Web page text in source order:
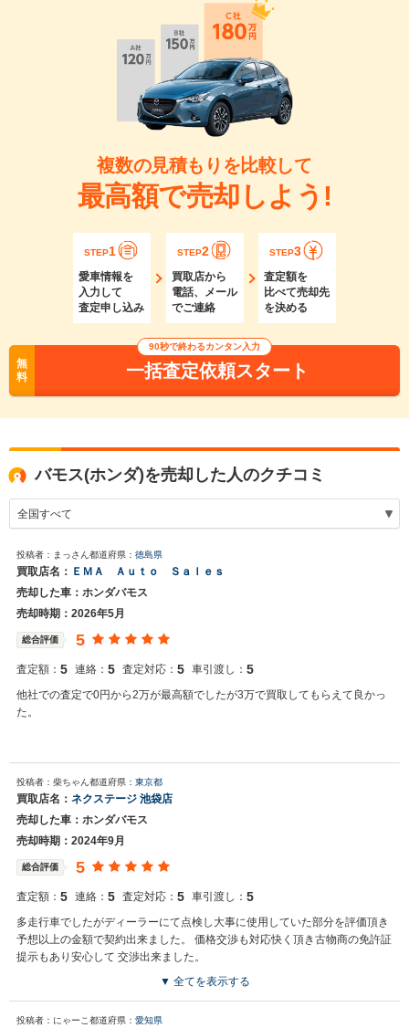
複数の見積もりを比較して
最高額で売却しよう!
STEP1
愛車情報を
入力して
査定申し込み
STEP2
買取店から
電話、メール
でご連絡
STEP3
査定額を
比べて売却先
を決める
無
料
90秒で終わるカンタン入力
一括査定依頼スタート
バモス(ホンダ)を売却した人のクチコミ
投稿者：まっさん都道府県： 徳島県
買取店名： ＥＭＡ Ａｕｔｏ Ｓａｌｅｓ
売却した車：ホンダバモス
売却時期：2026年5月
総合評価 5
査定額： 5 連絡： 5 査定対応： 5 車引渡し： 5
他社での査定で0円から2万が最高額でしたが3万で買取してもらえて良かっ
た。
投稿者：柴ちゃん都道府県： 東京都
買取店名： ネクステージ 池袋店
売却した車：ホンダバモス
売却時期：2024年9月
総合評価 5
査定額： 5 連絡： 5 査定対応： 5 車引渡し： 5
多走行車でしたがディーラーにて点検し大事に使用していた部分を評価頂き
予想以上の金額で契約出来ました。 価格交渉も対応快く頂き古物商の免許証
提示もあり安心して 交渉出来ました。
買取店からの返信
お世話になっております。 株式会社ネクステージでございます。 この
▼ 全てを表示する
投稿者：にゃーこ 都道府県： 愛知県